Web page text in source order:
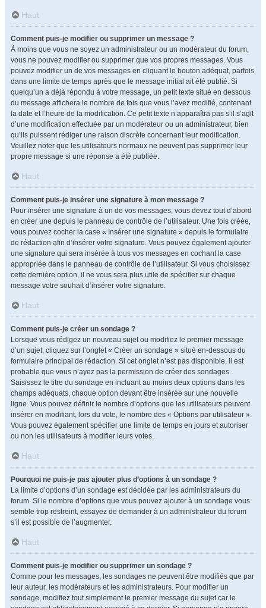
Haut
Comment puis-je modifier ou supprimer un message ?
À moins que vous ne soyez un administrateur ou un modérateur du forum,
vous ne pouvez modifier ou supprimer que vos propres messages. Vous
pouvez modifier un de vos messages en cliquant le bouton adéquat, parfois
dans une limite de temps après que le message initial ait été publié. Si
quelqu’un a déjà répondu à votre message, un petit texte situé en dessous
du message affichera le nombre de fois que vous l’avez modifié, contenant
la date et l’heure de la modification. Ce petit texte n’apparaîtra pas s’il s’agit
d’une modification effectuée par un modérateur ou un administrateur, bien
qu’ils puissent rédiger une raison discrète concernant leur modification.
Veuillez noter que les utilisateurs normaux ne peuvent pas supprimer leur
propre message si une réponse a été publiée.
Haut
Comment puis-je insérer une signature à mon message ?
Pour insérer une signature à un de vos messages, vous devez tout d’abord
en créer une depuis le panneau de contrôle de l’utilisateur. Une fois créée,
vous pouvez cocher la case « Insérer une signature » depuis le formulaire
de rédaction afin d’insérer votre signature. Vous pouvez également ajouter
une signature qui sera insérée à tous vos messages en cochant la case
appropriée dans le panneau de contrôle de l’utilisateur. Si vous choisissez
cette dernière option, il ne vous sera plus utile de spécifier sur chaque
message votre souhait d’insérer votre signature.
Haut
Comment puis-je créer un sondage ?
Lorsque vous rédigez un nouveau sujet ou modifiez le premier message
d’un sujet, cliquez sur l’onglet « Créer un sondage » situé en-dessous du
formulaire principal de rédaction. Si cet onglet n’est pas disponible, il est
probable que vous n’ayez pas la permission de créer des sondages.
Saisissez le titre du sondage en incluant au moins deux options dans les
champs adéquats, chaque option devant être insérée sur une nouvelle
ligne. Vous pouvez définir le nombre d’options que les utilisateurs peuvent
insérer en modifiant, lors du vote, le nombre des « Options par utilisateur ».
Vous pouvez également spécifier une limite de temps en jours et autoriser
ou non les utilisateurs à modifier leurs votes.
Haut
Pourquoi ne puis-je pas ajouter plus d’options à un sondage ?
La limite d’options d’un sondage est décidée par les administrateurs du
forum. Si le nombre d’options que vous pouvez ajouter à un sondage vous
semble trop restreint, essayez de demander à un administrateur du forum
s’il est possible de l’augmenter.
Haut
Comment puis-je modifier ou supprimer un sondage ?
Comme pour les messages, les sondages ne peuvent être modifiés que par
leur auteur, les modérateurs et les administrateurs. Pour modifier un
sondage, modifiez tout simplement le premier message du sujet car le